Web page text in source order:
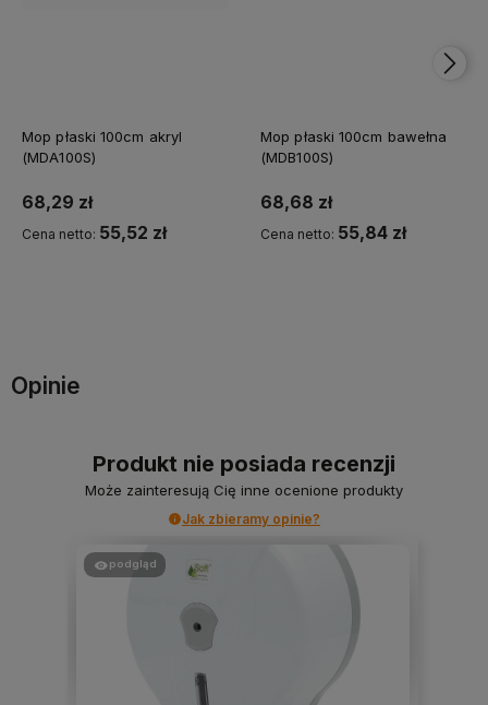
Mop płaski 100cm akryl
(MDA100S)
68,29 zł
Cena netto: 55,52 zł
Mop płaski 100cm bawełna
(MDB100S)
68,68 zł
Cena netto: 55,84 zł
Opinie
Produkt nie posiada recenzji
Może zainteresują Cię inne ocenione produkty
Jak zbieramy opinie?
podgląd